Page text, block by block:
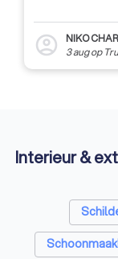
account_circle
NIKO
3 augop
Interieur &